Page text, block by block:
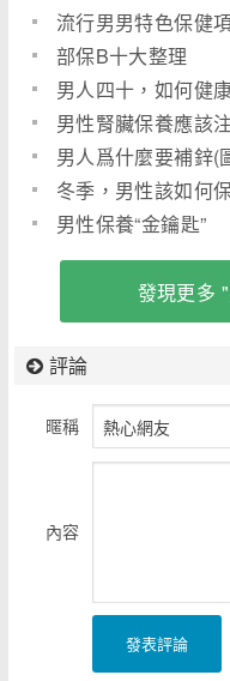
流行男男特色保健
部保B十大整理
男人四十，如何健
男性腎臟保養應該
男人爲什麼要補鋅(
冬季，男性該如何
男性保養“金鑰匙”
發現更多
評論
暱稱
內容
發表評論